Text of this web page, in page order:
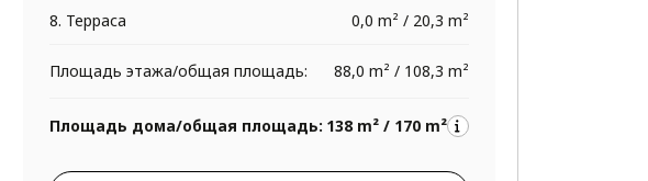
8. Терраса
0,0 m² / 20,3 m²
Площадь этажа/общая площадь: 88,0 m² / 108,3 m²
Площадь дома/общая площадь: 138 m² / 170 m²